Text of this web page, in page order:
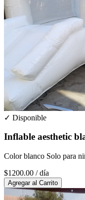
✓ Disponible
Inflable aesthetic
Color blanco Solo para
$1200.00 / día
Agregar al Carrito